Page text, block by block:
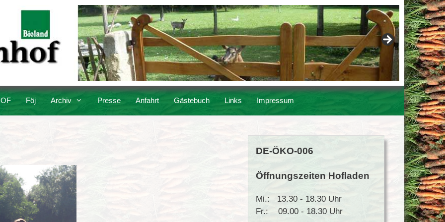
Föj Archiv Presse Anfahrt Gästebuch Links Impressum
DE-ÖKO-006
Öffnungszeiten Hofladen
Mi.: 13.30 - 18.30 Uhr
Fr.: 09.00 - 18.30 Uhr